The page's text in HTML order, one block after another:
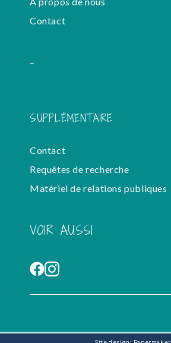
Contact
-
SUPPLÉMENTAIRE
Contact
Requêtes de recherche
Matériel de relations publiques
VOIR AUSSI